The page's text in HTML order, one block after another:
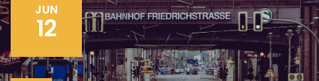
JUN
12